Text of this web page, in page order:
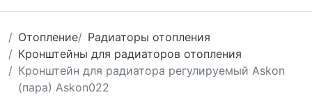
Отопление
Радиаторы отопления
Кронштейны для радиаторов отопления
Кронштейн для радиатора регулируемый Askon
(пара) Askon022